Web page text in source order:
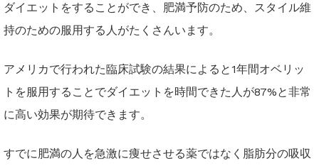
ダイエットをすることができ、肥満予防のため、スタイル維
持のための服用する人がたくさんいます。
アメリカで行われた臨床試験の結果によると1年間オベリッ
トを服用することでダイエットを時間できた人が87%と非常
に高い効果が期待できます。
すでに肥満の人を急激に痩せさせる薬ではなく脂肪分の吸収